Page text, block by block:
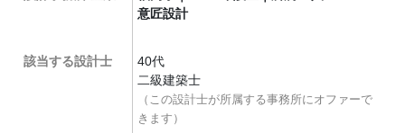
意匠設計
該当する設計士
40代
二級建築士
（この設計士が所属する事務所にオファーで
きます）